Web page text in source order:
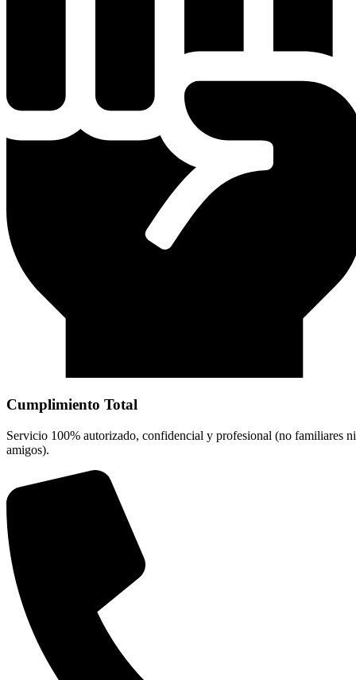
Cumplimiento Total
Servicio 100% autorizado, confidencial y profesional (no familiares ni
amigos).